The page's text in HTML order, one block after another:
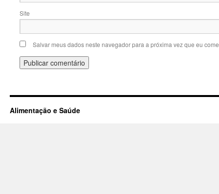
Site
Salvar meus dados neste navegador para a próxima vez que eu
Alimentação e Saúde